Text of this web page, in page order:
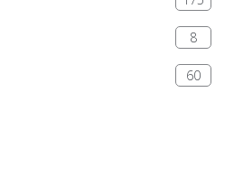
8
60